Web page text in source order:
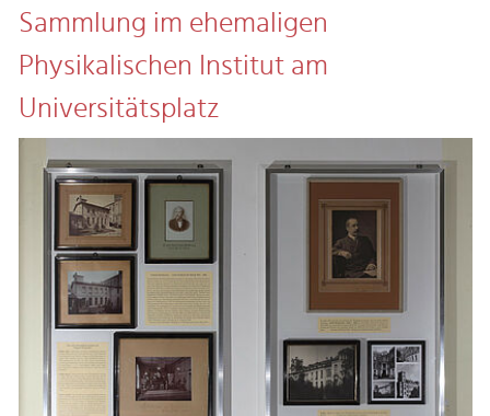
Sammlung im ehemaligen
Physikalischen Institut am
Universitätsplatz